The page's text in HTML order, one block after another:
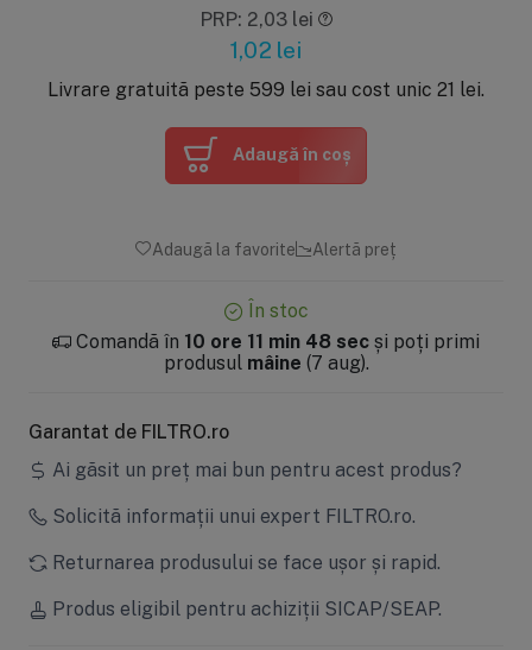
PRP: 2,03 lei
1,02 lei
Livrare gratuită peste 599 lei sau cost unic 21 lei.
Adaugă în coș
Adaugă la favorite Alertă preț
În stoc
Comandă în 10 ore 11 min 48 sec și poți primi
produsul mâine (7 aug).
Garantat de FILTRO.ro
Ai găsit un preț mai bun pentru acest produs?
Solicită informații unui expert FILTRO.ro.
Returnarea produsului se face ușor și rapid.
Produs eligibil pentru achiziții SICAP/SEAP.